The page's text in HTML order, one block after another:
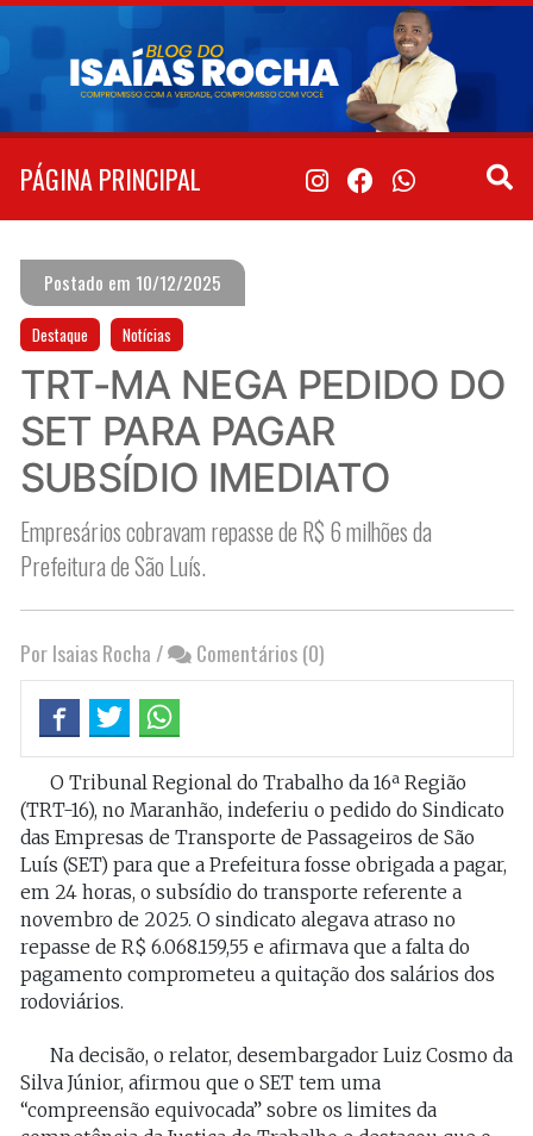
Pular
conteúdo
PÁGINA PRINCIPAL
Postado em 10/12/2025
Destaque Notícias
TRT-MA NEGA PEDIDO DO
SET PARA PAGAR
SUBSÍDIO IMEDIATO
Empresários cobravam repasse de R$ 6 milhões da
Prefeitura de São Luís.
Por Isaias Rocha / Comentários (0)
O Tribunal Regional do Trabalho da 16ª Região
(TRT-16), no Maranhão, indeferiu o pedido do Sindicato
das Empresas de Transporte de Passageiros de São
Luís (SET) para que a Prefeitura fosse obrigada a pagar,
em 24 horas, o subsídio do transporte referente a
novembro de 2025. O sindicato alegava atraso no
repasse de R$ 6.068.159,55 e afirmava que a falta do
pagamento comprometeu a quitação dos salários dos
rodoviários.
Na decisão, o relator, desembargador Luiz Cosmo da
Silva Júnior, afirmou que o SET tem uma
“compreensão equivocada” sobre os limites da